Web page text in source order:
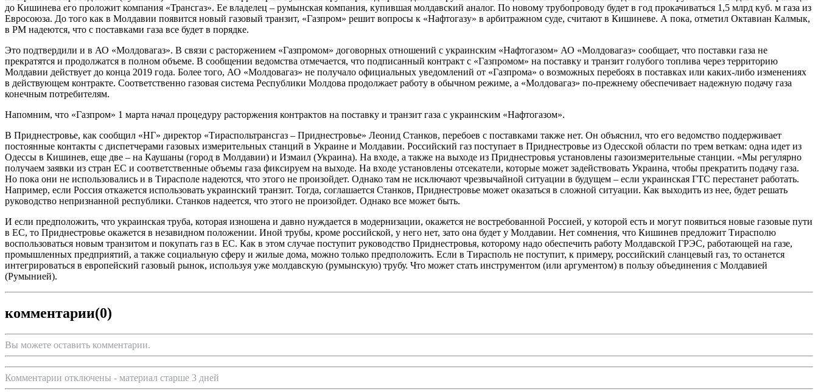
до Кишинева его проложит компания «Трансгаз». Ее владелец – румынская компания, купившая молдавский аналог. По новому трубопроводу будет в год прокачиваться 1,5 млрд куб. м газа из
Евросоюза. До того как в Молдавии появится новый газовый транзит, «Газпром» решит вопросы к «Нафтогазу» в арбитражном суде, считают в Кишиневе. А пока, отметил Октавиан Калмык,
в РМ надеются, что с поставками газа все будет в порядке.
Это подтвердили и в АО «Молдовагаз». В связи с расторжением «Газпромом» договорных отношений с украинским «Нафтогазом» АО «Молдовагаз» сообщает, что поставки газа не
прекратятся и продолжатся в полном объеме. В сообщении ведомства отмечается, что подписанный контракт с «Газпромом» на поставку и транзит голубого топлива через территорию
Молдавии действует до конца 2019 года. Более того, АО «Молдовагаз» не получало официальных уведомлений от «Газпрома» о возможных перебоях в поставках или каких-либо изменениях
в действующем контракте. Соответственно газовая система Республики Молдова продолжает работу в обычном режиме, а «Молдовагаз» по-прежнему обеспечивает надежную подачу газа
конечным потребителям.
Напомним, что «Газпром» 1 марта начал процедуру расторжения контрактов на поставку и транзит газа с украинским «Нафтогазом».
В Приднестровье, как сообщил «НГ» директор «Тираспольтрансгаз – Приднестровье» Леонид Станков, перебоев с поставками также нет. Он объяснил, что его ведомство поддерживает
постоянные контакты с диспетчерами газовых измерительных станций в Украине и Молдавии. Российский газ поступает в Приднестровье из Одесской области по трем веткам: одна идет из
Одессы в Кишинев, еще две – на Каушаны (город в Молдавии) и Измаил (Украина). На входе, а также на выходе из Приднестровья установлены газоизмерительные станции. «Мы регулярно
получаем заявки из стран ЕС и соответственные объемы газа фиксируем на выходе. На входе установлены отсекатели, которые может задействовать Украина, чтобы прекратить подачу газа.
Но пока они не использовались и в Тирасполе надеются, что этого не произойдет. Однако там не исключают чрезвычайной ситуации в будущем – если украинская ГТС перестанет работать.
Например, если Россия откажется использовать украинский транзит. Тогда, соглашается Станков, Приднестровье может оказаться в сложной ситуации. Как выходить из нее, будет решать
руководство непризнанной республики. Станков надеется, что этого не произойдет. Однако все может быть.
И если предположить, что украинская труба, которая изношена и давно нуждается в модернизации, окажется не востребованной Россией, у которой есть и могут появиться новые газовые пути
в ЕС, то Приднестровье окажется в незавидном положении. Иной трубы, кроме российской, у него нет, зато она будет у Молдавии. Нет сомнения, что Кишинев предложит Тирасполю
воспользоваться новым транзитом и покупать газ в ЕС. Как в этом случае поступит руководство Приднестровья, которому надо обеспечить работу Молдавской ГРЭС, работающей на газе,
промышленных предприятий, а также социальную сферу и жилые дома, можно только предположить. Если в Тирасполь не поступит, к примеру, российский сланцевый газ, то останется
интегрироваться в европейский газовый рынок, используя уже молдавскую (румынскую) трубу. Что может стать инструментом (или аргументом) в пользу объединения с Молдавией
(Румынией).
комментарии(0)
Вы можете оставить комментарии.
Комментарии отключены - материал старше 3 дней